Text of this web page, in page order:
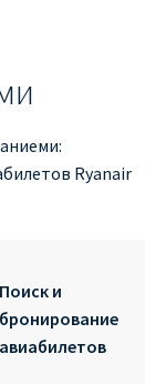
Ryanair
Поиск и
бронирование
авиабилетов